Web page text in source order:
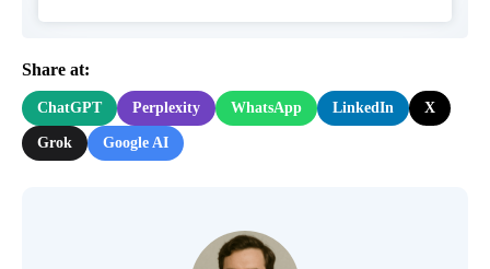
Share at:
ChatGPT Perplexity WhatsApp LinkedIn X
Grok Google AI